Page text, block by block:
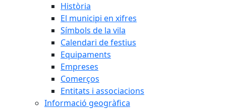
Història
El municipi en xifres
Símbols de la vila
Calendari de festius
Equipaments
Empreses
Comerços
Entitats i associacions
Informació geogràfica